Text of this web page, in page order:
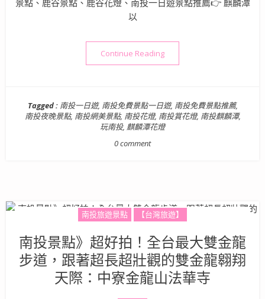
以
Continue Reading“南投景點》期間限定！八大
Tagged : 南投一日遊, 南投免費景點一日遊, 南投免費景點推薦,
南投夜晚景點, 南投網美景點, 南投花燈, 南投賞花燈, 南投麒麟潭,
玩南投, 麒麟潭花燈
0 comment
南投旅遊景點 【台灣旅遊】
南投景點》超好拍！全台最大雙金龍
步道，跟著超長超壯觀的雙金龍翱翔
天際：中寮金龍山法華寺